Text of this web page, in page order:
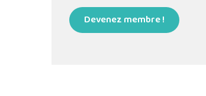
Devenez membre !